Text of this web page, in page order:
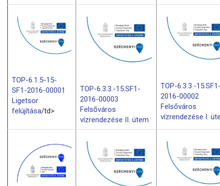
TOP-6.1.5-15-
SF1-2016-00001
Ligetsor
felújítása/td>
TOP-6.3.3.-15.SF1-
2016-00003
Felsőváros
vízrendezése II. ütem
TOP-6.3.3.-
2016-00002
Felsőváros
vízrendezése I.